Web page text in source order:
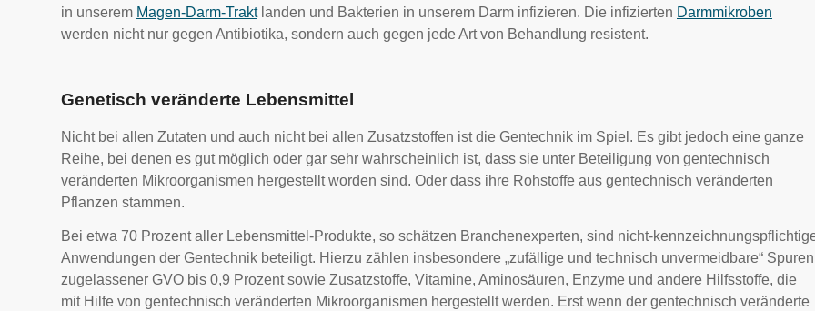
in unserem Magen-Darm-Traktlanden und Bakterien in unserem Darm infizieren. Die infizierten Darmmikroben
werden nicht nur gegen Antibiotika, sondern auch gegen jede Art von Behandlung resistent.
Genetisch veränderte Lebensmittel
Nicht bei allen Zutaten und auch nicht bei allen Zusatzstoffen ist die Gentechnik im Spiel. Es gibt jedoch eine ganze
Reihe, bei denen es gut möglich oder gar sehr wahrscheinlich ist, dass sie unter Beteiligung von gentechnisch
veränderten Mikroorganismen hergestellt worden sind. Oder dass ihre Rohstoffe aus gentechnisch veränderten
Pflanzen stammen.
Bei etwa 70 Prozent aller Lebensmittel-Produkte, so schätzen Branchenexperten, sind nicht-
Anwendungen der Gentechnik beteiligt. Hierzu zählen insbesondere „zufällige und technisch unvermeidbare“ Spuren
zugelassener GVO bis 0,9 Prozent sowie Zusatzstoffe, Vitamine, Aminosäuren, Enzyme und andere Hilfsstoffe, die
mit Hilfe von gentechnisch veränderten Mikroorganismen hergestellt werden. Erst wenn der gentechnisch veränderte